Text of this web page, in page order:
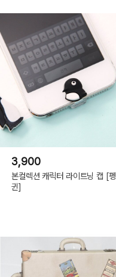
3,900
본컬렉션 캐릭터 라이트닝 캡 [펭
귄]